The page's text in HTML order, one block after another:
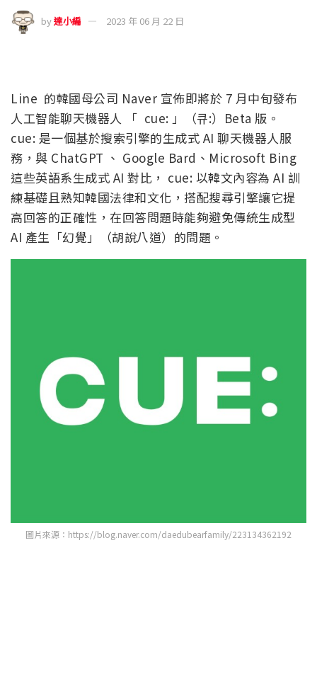
by達小編 2023 年 06 月 22 日
Line 的韓國母公司 Naver 宣佈即將於 7 月中旬發布
人工智能聊天機器人 「 cue: 」（큐:）Beta 版。
cue: 是一個基於搜索引擎的生成式 AI 聊天機器人服
務，與 ChatGPT 、 Google Bard、Microsoft Bing
這些英語系生成式 AI 對比， cue: 以韓文內容為 AI 訓
練基礎且熟知韓國法律和文化，搭配搜尋引擎讓它提
高回答的正確性，在回答問題時能夠避免傳統生成型
AI 產生「幻覺」（胡說八道）的問題。
圖片來源：https://blog.naver.com/daedubearfamily/223134362192